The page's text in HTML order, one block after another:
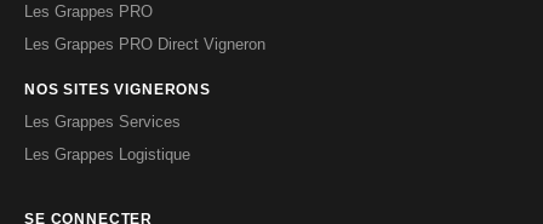
Les Grappes PRO
Les Grappes PRO Direct Vigneron
NOS SITES VIGNERONS
Les Grappes Services
Les Grappes Logistique
SE CONNECTER